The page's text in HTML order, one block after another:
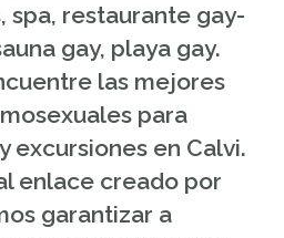
spa, restaurante gay-
gay, playa gay.
las mejores
para
excursiones en Calvi.
enlace creado por
garantizar a